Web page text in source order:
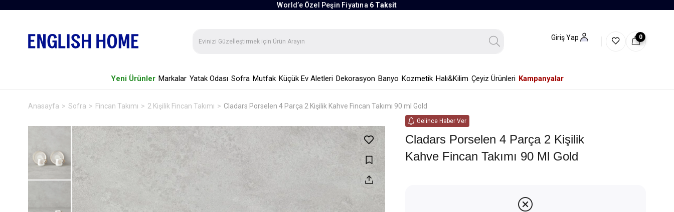
World’e Özel Peşin Fiyatına 6 Taksit
Giriş Yap 0
Yeni Ürünler Markalar Yatak Odası Sofra Mutfak Küçük Ev Aletleri Dekorasyon Banyo Kozmetik Halı&Kilim Çeyiz Ürünleri Kampanyalar
Anasayfa Sofra Fincan Takımı 2 Kişilik Fincan Takımı Cladars Porselen 4 Parça 2 Kişilik Kahve Fincan Takımı 90 ml Gold
Gelince Haber Ver
Cladars Porselen 4 Parça 2 Kişilik
Kahve Fincan Takımı 90 Ml Gold